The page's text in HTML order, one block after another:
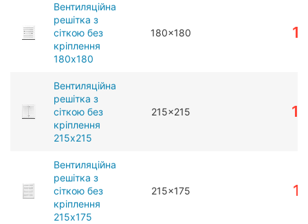
Вентиляційна
решітка з
сіткою без
кріплення
180x180
180x180
Вентиляційна
решітка з
сіткою без
кріплення
215x215
215x215
Вентиляційна
решітка з
сіткою без
кріплення
215x175
215x175